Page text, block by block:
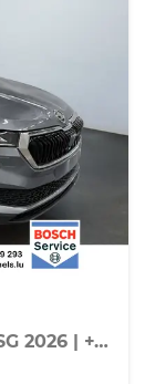
Selection 1.5 TSI 150PS/110kW DSG 2026 | +TravelAssist +RFK & Parksensoren +Var. Gepäckraumboden